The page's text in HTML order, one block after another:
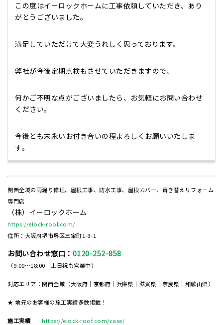
この度はイーロックホームに工事依頼していただき、あり
がとうございました。
満足していただけて大変うれしく思っております。
弊社が今後定期点検もさせていただきますので、
何かご不明な点がございましたら、お気軽にお問い合わせ
ください。
今後とも末永いお付き合いの程よろしくお願いいたしま
す。
関西全域の雨漏り修理、屋根工事、防水工事、屋根カバー、葺き替えリフォーム
専門店
（株）イーロックホーム
https://elock-roof.com/
住所：大阪府堺市堺区三宝町1-3-1
お問い合わせ窓口： 0120-252-858
（9:00～18:00 土日祝も営業中）
対応エリア：関西全域（大阪府｜京都府｜兵庫県｜滋賀県｜奈良県｜和歌山県）
★ 地元のお客様の施工実績多数掲載！
施工実績
https://elock-roof.com/case/